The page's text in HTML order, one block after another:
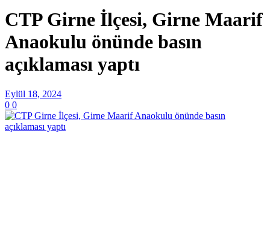
CTP Girne İlçesi, Girne Maarif
Anaokulu önünde basın
açıklaması yaptı
Eylül 18, 2024
0 0